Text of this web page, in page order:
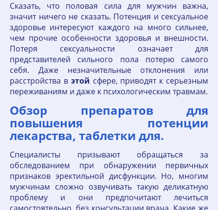
Сказать, что половая сила для мужчин важна,
значит ничего не сказать. Потенция и сексуальное
здоровье интересуют каждого на много сильнее,
чем прочие особенности здоровья и внешности.
Потеря сексуальности означает для
представителей сильного пола потерю самого
себя. Даже незначительные отклонения или
расстройства в этой сфере, приводят к серьезным
переживаниям и даже к психологическим травмам.
Обзор препаратов для
повышения потенции
лекарства, таблетки для.
Специалисты призывают обращаться за
обследованием при обнаружении первичных
признаков эректильной дисфункции. Но, многим
мужчинам сложно озвучивать такую деликатную
проблему и они предпочитают лечиться